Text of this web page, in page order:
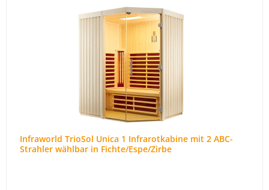
Infraworld TrioSol Unica 1 Infrarotkabine mit 2 ABC-
Strahler wählbar in Fichte/Espe/Zirbe